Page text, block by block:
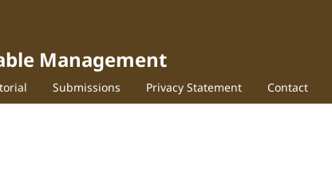
Management
Submissions Privacy Statement Contact